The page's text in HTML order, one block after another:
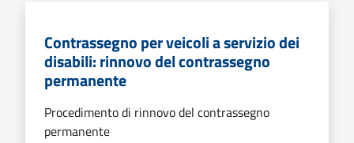
Contrassegno per veicoli a servizio dei
disabili: rinnovo del contrassegno
permanente
Procedimento di rinnovo del contrassegno
permanente